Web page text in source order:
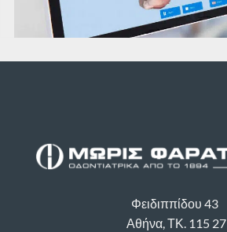
Φειδιππίδου 43
Αθήνα, ΤΚ. 115 27